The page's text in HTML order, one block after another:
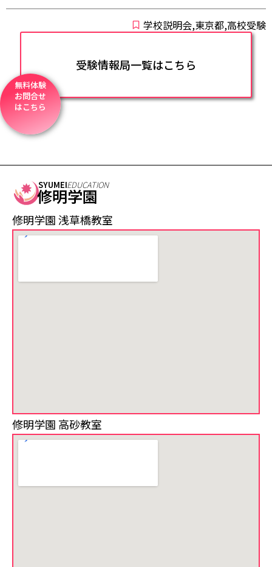
学校説明会,東京都,高校受験
受験情報局一覧はこちら
無料体験
お問合せ
はこちら
SYUMEIEDUCATION
修明学園
修明学園 浅草橋教室
修明学園 高砂教室